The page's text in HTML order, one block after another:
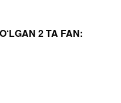
2 TA FAN: